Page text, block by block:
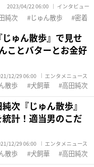
2023/04/22 06:00 インタビュー
純次 じゅん散歩 密着
ゅん散歩』で見せ
ことバターとお金好
12/29 06:00 エンタメニュース
散歩 犬飼華 高田純次
純次『じゅん散歩』
計！適当男のこだ
12/29 06:00 エンタメニュース
散歩 犬飼華 高田純次